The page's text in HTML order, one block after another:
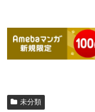
未分類